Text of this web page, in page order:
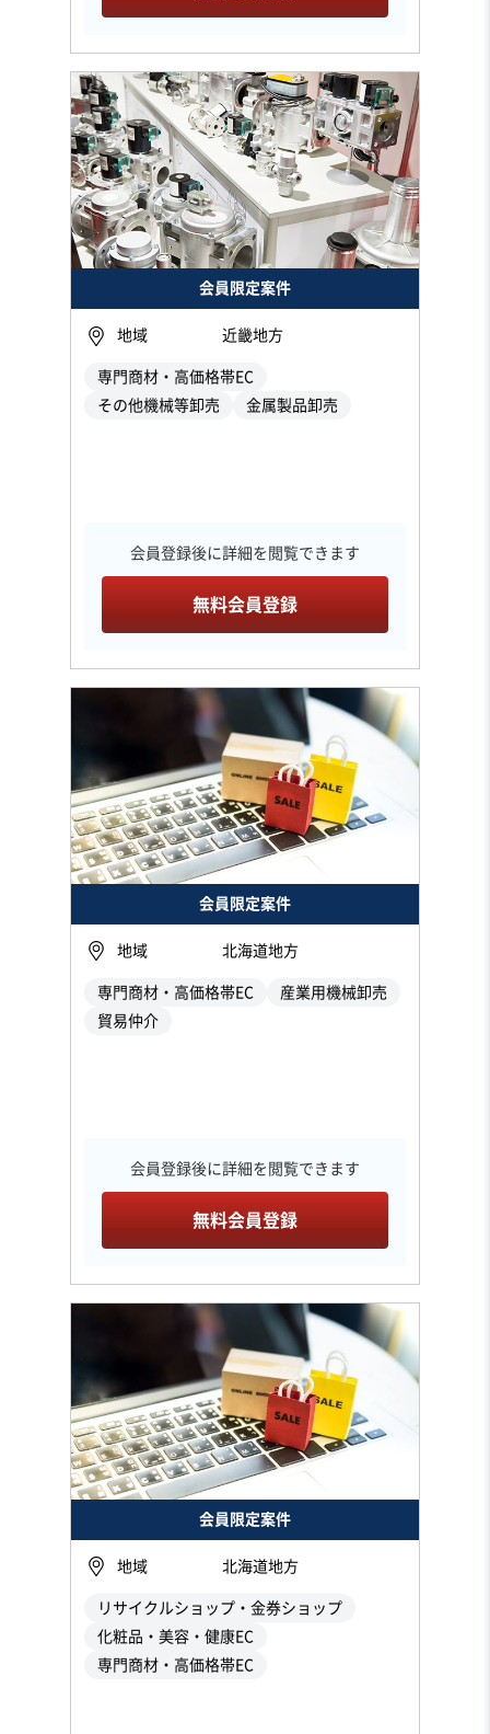
会員限定案件
地域 近畿地方
専門商材・高価格帯EC
その他機械等卸売
金属製品卸売
会員登録後に詳細を閲覧できます
無料会員登録
会員限定案件
地域 北海道地方
専門商材・高価格帯EC
産業用機械卸売
貿易仲介
会員登録後に詳細を閲覧できます
無料会員登録
会員限定案件
地域 北海道地方
リサイクルショップ・金券ショップ
化粧品・美容・健康EC
専門商材・高価格帯EC